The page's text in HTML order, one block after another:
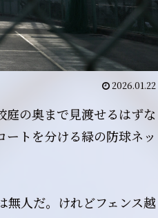
2026.01.22
庭の奥まで見渡せるはずな
トを分ける緑の防球ネッ
無人だ。けれどフェンス越